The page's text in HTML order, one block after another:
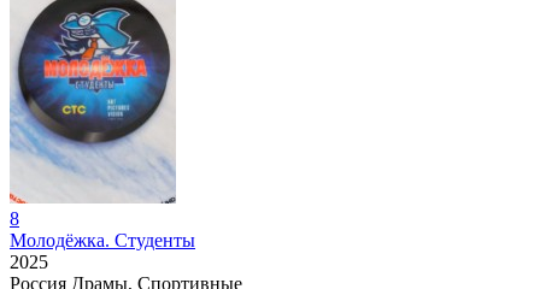
8
Молодёжка. Студенты
2025
Россия Драмы, Спортивные